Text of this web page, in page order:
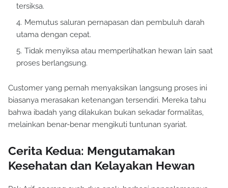
tersiksa.
Memutus saluran pernapasan dan pembuluh darah
utama dengan cepat.
Tidak menyiksa atau memperlihatkan hewan lain saat
proses berlangsung.
Customer yang pernah menyaksikan langsung proses ini
biasanya merasakan ketenangan tersendiri. Mereka tahu
bahwa ibadah yang dilakukan bukan sekadar formalitas,
melainkan benar-benar mengikuti tuntunan syariat.
Cerita Kedua: Mengutamakan
Kesehatan dan Kelayakan Hewan